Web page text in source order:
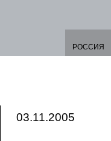
РОССИЯ
03.11.2005